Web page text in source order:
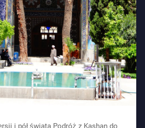
i pół świata Podróż z Kashan do